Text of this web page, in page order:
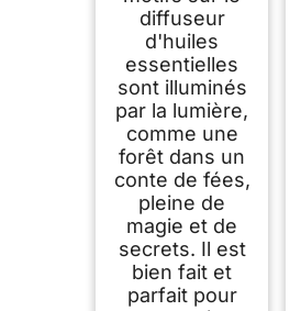
diffuseur
d'huiles
essentielles
sont illuminés
par la lumière,
comme une
forêt dans un
conte de fées,
pleine de
magie et de
secrets. Il est
bien fait et
parfait pour